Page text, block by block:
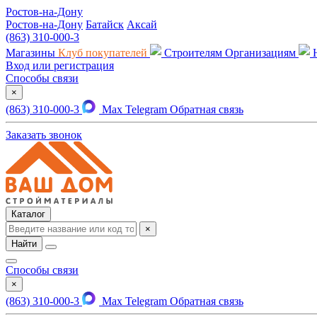
Ростов-на-Дону
Ростов-на-Дону Батайск Аксай
(863) 310-000-3
Магазины Клуб покупателей Строителям Организациям
Вход или регистрация
Способы связи
×
(863) 310-000-3 Max Telegram Обратная связь
Заказать звонок
Каталог
×
Найти
Способы связи
×
(863) 310-000-3 Max Telegram Обратная связь